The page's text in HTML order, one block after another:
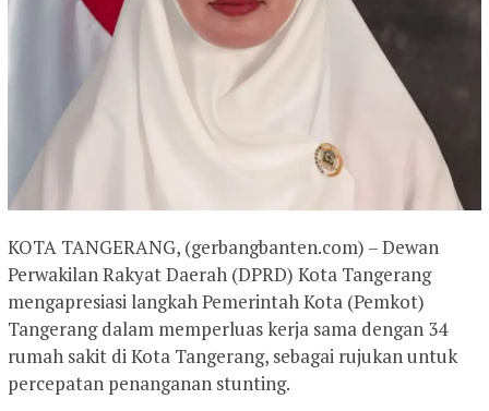
KOTA TANGERANG, (gerbangbanten.com) – Dewan
Perwakilan Rakyat Daerah (DPRD) Kota Tangerang
mengapresiasi langkah Pemerintah Kota (Pemkot)
Tangerang dalam memperluas kerja sama dengan 34
rumah sakit di Kota Tangerang, sebagai rujukan untuk
percepatan penanganan stunting.